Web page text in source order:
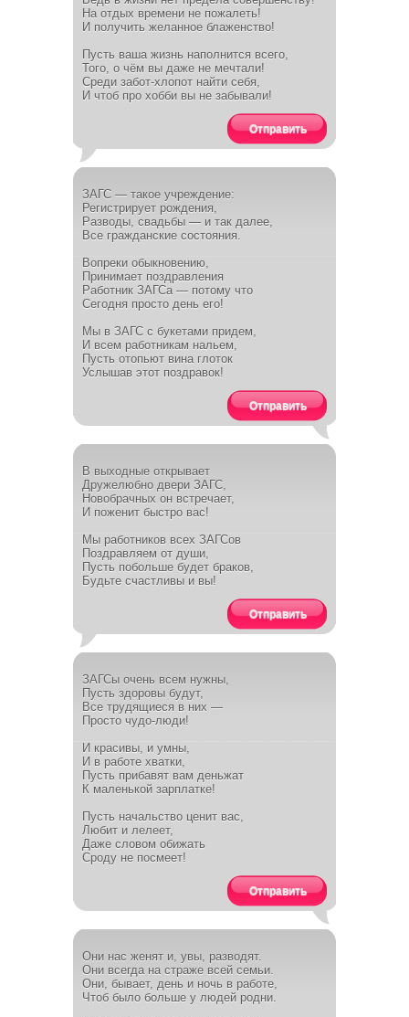
На отдых времени не пожалеть!
И получить желанное блаженство!
Пусть ваша жизнь наполнится всего,
Того, о чём вы даже не мечтали!
Среди забот-хлопот найти себя,
И чтоб про хобби вы не забывали!
Отправить
ЗАГС — такое учреждение:
Регистрирует рождения,
Разводы, свадьбы — и так далее,
Все гражданские состояния.
Вопреки обыкновению,
Принимает поздравления
Работник ЗАГСа — потому что
Сегодня просто день его!
Мы в ЗАГС с букетами придем,
И всем работникам нальем,
Пусть отопьют вина глоток
Услышав этот поздравок!
Отправить
В выходные открывает
Дружелюбно двери ЗАГС,
Новобрачных он встречает,
И поженит быстро вас!
Мы работников всех ЗАГСов
Поздравляем от души,
Пусть побольше будет браков,
Будьте счастливы и вы!
Отправить
ЗАГСы очень всем нужны,
Пусть здоровы будут,
Все трудящиеся в них —
Просто чудо-люди!
И красивы, и умны,
И в работе хватки,
Пусть прибавят вам деньжат
К маленькой зарплатке!
Пусть начальство ценит вас,
Любит и лелеет,
Даже словом обижать
Сроду не посмеет!
Отправить
Они нас женят и, увы, разводят.
Они всегда на страже всей семьи.
Они, бывает, день и ночь в работе,
Чтоб было больше у людей родни.